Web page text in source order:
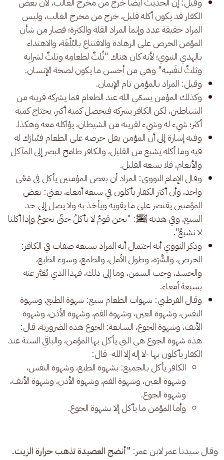
الكفار قد يكون أكله قليل، خرج من مخرج الغالب، وليس
المراد حقيقة عدد وإنما المراد القلة والكثرة؛ فصار من شأن
المؤمن الحرص على الزهادة والاقتناع بالبُلْغَة، والاهتداء
بالهدي النبوي؛ لأنه كان هناك "ثُلثٌ لطعامِه وثلثٌ لشرابِه
وثلثٌ لنفَسِه" وهي من أحسن ما يكون لصحة الإنسان.
وقيل: المراد بالمؤمن تام الإيمان.
وكذلك المؤمن يسمّي الله عند الطعام فما يشركه قرينه من
الشياطين، لكن الكافر يشركه فيحصل كمية أكبر، يحتاج كمية
أكثر؛ شيء له وشيء لقرينه من الشيطان، يؤاكله معه وهكذا.
وفيه إشارة إلى أن المؤمن يقل حرصه على الطعام فيُبارَك له
فيه وما أكله يشبع من القليل، والكافر طامح البصر إلى المآكل
والأنعام، فلا يسعه القليل.
وقال الإمام النووي: المراد أن بعض المؤمنين يأكل في مَعًى
واحد، وأن أكثر الكفار يأكلون في سبعة أمعاء، يعني: بعض
المؤمنين يقتصر على ما يقويه ويأخذ به ولا يصل إلى حد
الشبع، وفي هديه ﷺ: "نحن قومٌ لا نأكلُ حتّى نجوعَ وإذا أكلنا
لا نشبعُ".
وذكر النووي أنه احتمال أنه المراد بسبعة صفات في الكافر:
الحرص، والشَّرَه، وطول الأمل، والطمع، وسوء الطبع،
والحسد، وحب السمن، وما إلى ذلك، فهذا الذي يُعَبَّر عنه
بسبعة أمعاء.
وقال القرطبي: شهوات الطعام سبع: شهوة الطبع، وشهوة
النفس، وشهوة العين، وشهوة الفم، وشهوة الأذن، وشهوة
الأنف، وشهوة الجوع، السابعة: الجوع هذه الضرورية، قال:
هذه شهوة الجوع هي التي يأكل بها المؤمن، والباقي الستة عند
الكفار يأكلون بها -لا إله إلا الله- قال:
الكافر يأكل بالجميع: بشهوة الطبع، وشهوة النفس،
وشهوة العين، وشهوة الفم، وشهوة الأذن، وشهوة الأنف،
وشهوة الجوع.
وأما المؤمن ما يأكل إلا بشهوة الجوع.
وقال سيدنا عمر لابن عمر: "أنضج العصيدة تذهب حرارة الزيت.